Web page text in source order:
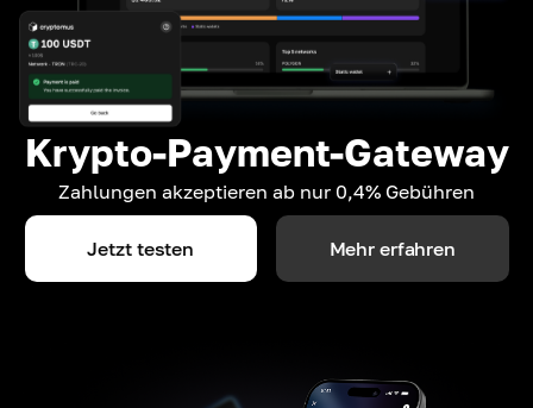
Krypto-Payment-Gateway
Zahlungen akzeptieren ab nur 0,4% Gebühren
Jetzt testen Mehr erfahren